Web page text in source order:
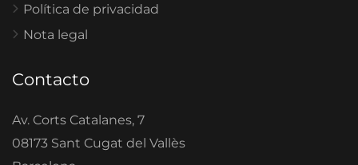
Política de privacidad
Nota legal
Contacto
Av. Corts Catalanes, 7
08173 Sant Cugat del Vallès